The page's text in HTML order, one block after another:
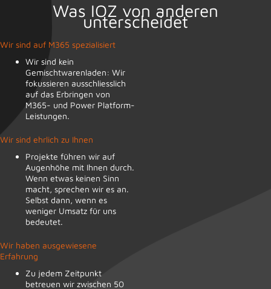
Was IOZ von anderen
unterscheidet
Wir sind auf M365 spezialisiert
Wir sind kein
Gemischtwarenladen: Wir
fokussieren ausschliesslich
auf das Erbringen von
M365- und Power Platform-
Leistungen.
Wir sind ehrlich zu Ihnen
Projekte führen wir auf
Augenhöhe mit Ihnen durch.
Wenn etwas keinen Sinn
macht, sprechen wir es an.
Selbst dann, wenn es
weniger Umsatz für uns
bedeutet.
Wir haben ausgewiesene
Erfahrung
Zu jedem Zeitpunkt
betreuen wir zwischen 50